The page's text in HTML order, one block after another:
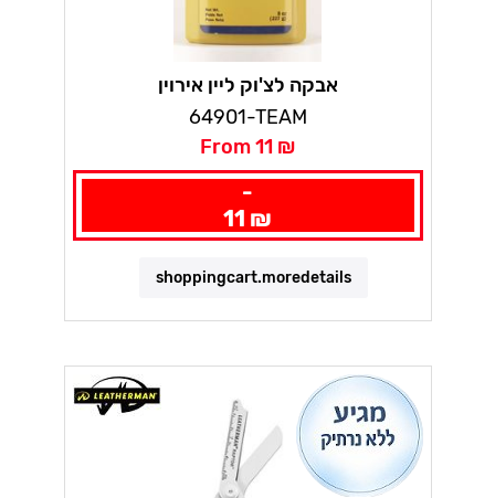
אבקה לצ'וק ליין אירוין
64901-TEAM
From 11 ₪
-
11 ₪
shoppingcart.moredetails